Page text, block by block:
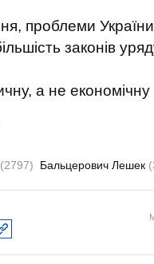
проблеми
законів
а не
(2797) Бальцерович Лешек